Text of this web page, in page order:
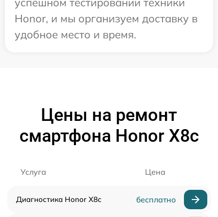
Honor, и мы организуем доставку в
удобное место и время.
Цены на ремонт
смартфона Honor X8c
Услуга Цена
Диагностика Honor X8c бесплатно